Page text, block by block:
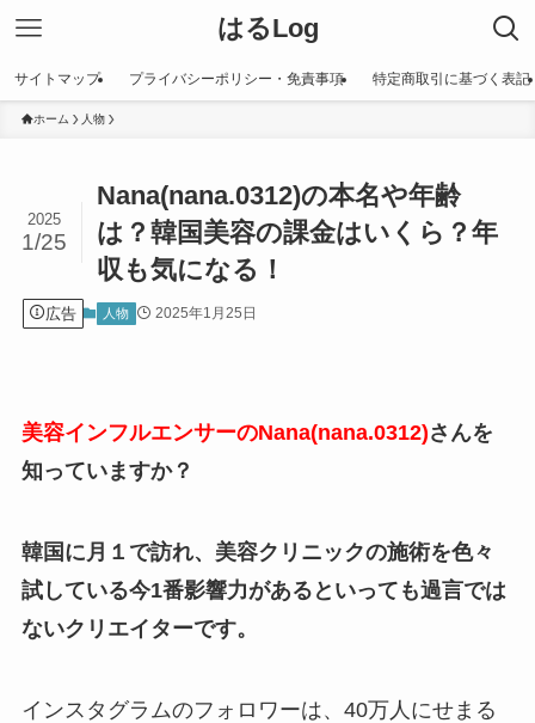
はるLog
サイトマップ プライバシーポリシー・免責事項 特定商取引に基づく表記
ホーム 人物
Nana(nana.0312)の本名や年齢
は？韓国美容の課金はいくら？年
収も気になる！
2025
1/25
広告 人物 2025年1月25日
美容インフルエンサーのNana(nana.0312)さんを
知っていますか？
韓国に月１で訪れ、美容クリニックの施術を色々
試している今1番影響力があるといっても過言では
ないクリエイターです。
インスタグラムのフォロワーは、40万人にせまる